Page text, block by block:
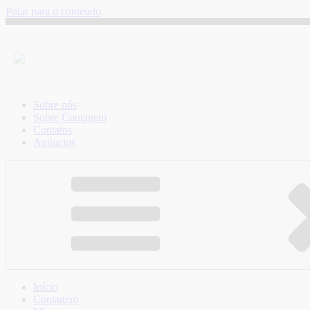
Pular para o conteúdo
Sobre nós
Sobre Contagem
Contatos
Anúncios
Início
Contagem